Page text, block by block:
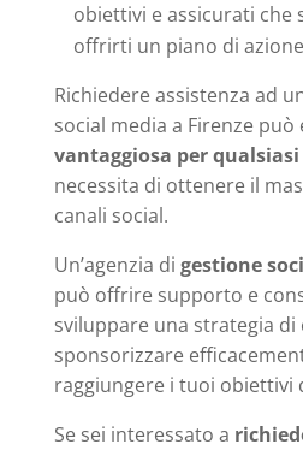
obiettivi e assicurati che
offrirti un piano di
Richiedere assistenza ad
social media a Firenze può
vantaggiosa per
necessita di ottenere il
canali social.
Un’agenzia di gestione
può offrire supporto e
sviluppare una strategia
sponsorizzare
raggiungere i tuoi obiettivi
Se sei interessato a